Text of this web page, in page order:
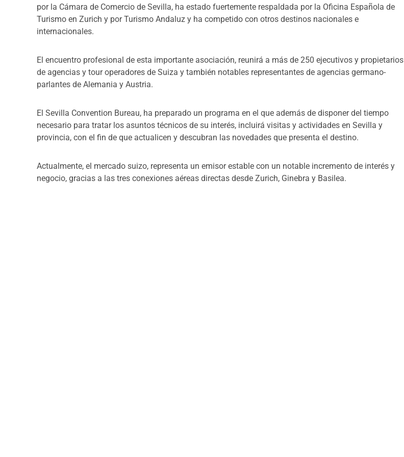
por la Cámara de Comercio de Sevilla, ha estado fuertemente respaldada por la Oficina Española de
Turismo en Zurich y por Turismo Andaluz y ha competido con otros destinos nacionales e
internacionales.
El encuentro profesional de esta importante asociación, reunirá a más de 250 ejecutivos y propietarios
de agencias y tour operadores de Suiza y también notables representantes de agencias germano-
parlantes de Alemania y Austria.
El Sevilla Convention Bureau, ha preparado un programa en el que además de disponer del tiempo
necesario para tratar los asuntos técnicos de su interés, incluirá visitas y actividades en Sevilla y
provincia, con el fin de que actualicen y descubran las novedades que presenta el destino.
Actualmente, el mercado suizo, representa un emisor estable con un notable incremento de interés y
negocio, gracias a las tres conexiones aéreas directas desde Zurich, Ginebra y Basilea.